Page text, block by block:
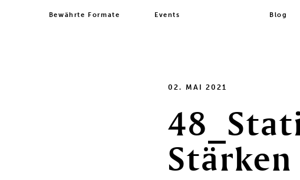
Bewährte Formate Events Blog
02. MAI 2021
Stärken